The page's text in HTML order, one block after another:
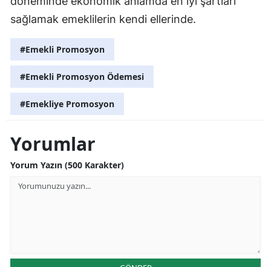
sağlamak emeklilerin kendi ellerinde.
#Emekli Promosyon
#Emekli Promosyon Ödemesi
#Emekliye Promosyon
Yorumlar
Yorum Yazın (500 Karakter)